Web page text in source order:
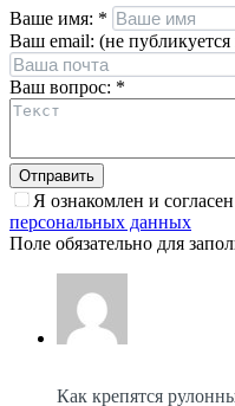
Ваше имя: *
Ваш email: (не публикуется
Ваш вопрос: *
Я ознакомлен и
персональных данных
Поле обязательно для
Как крепятся